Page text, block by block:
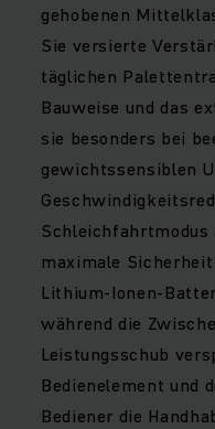
gehobenen
Sie versierte
täglichen
Bauweise und das
sie besonders bei
gewichtssensiblen
maximale
Lithium-Ionen-
während die
Leistungsschub
Bedienelement und
Bediener die